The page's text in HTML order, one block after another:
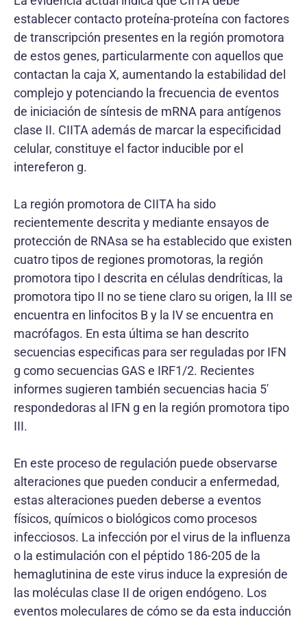
establecer contacto proteína-proteína con factores
de transcripción presentes en la región promotora
de estos genes, particularmente con aquellos que
contactan la caja X, aumentando la estabilidad del
complejo y potenciando la frecuencia de eventos
de iniciación de síntesis de mRNA para antígenos
clase II. CIITA además de marcar la especificidad
celular, constituye el factor inducible por el
intereferon g.
La región promotora de CIITA ha sido
recientemente descrita y mediante ensayos de
protección de RNAsa se ha establecido que existen
cuatro tipos de regiones promotoras, la región
promotora tipo I descrita en células dendríticas, la
promotora tipo II no se tiene claro su origen, la III se
encuentra en linfocitos B y la IV se encuentra en
macrófagos. En esta última se han descrito
secuencias especificas para ser reguladas por IFN
g como secuencias GAS e IRF1/2. Recientes
informes sugieren también secuencias hacia 5′
respondedoras al IFN g en la región promotora tipo
III.
En este proceso de regulación puede observarse
alteraciones que pueden conducir a enfermedad,
estas alteraciones pueden deberse a eventos
físicos, químicos o biológicos como procesos
infecciosos. La infección por el virus de la influenza
o la estimulación con el péptido 186-205 de la
hemaglutinina de este virus induce la expresión de
las moléculas clase II de origen endógeno. Los
eventos moleculares de cómo se da esta inducción